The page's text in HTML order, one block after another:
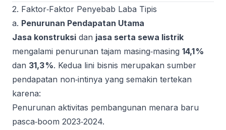
2. Faktor‑Faktor Penyebab Laba Tipis
a. Penurunan Pendapatan Utama
Jasa konstruksi dan jasa serta sewa listrik
mengalami penurunan tajam masing‑masing 14,1 %
dan 31,3 %. Kedua lini bisnis merupakan sumber
pendapatan non‑intinya yang semakin tertekan
karena:
Penurunan aktivitas pembangunan menara baru
pasca‑boom 2023‑2024.